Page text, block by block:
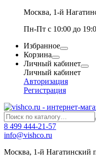
Москва, 1-й
Пн-Пт с 10:00 до
Избранное
Корзина
Личный кабинет
Личный кабинет
Авторизация
Регистрация
8 499 444-21-57
info@vishco.ru
Москва, 1-й Нагатинский